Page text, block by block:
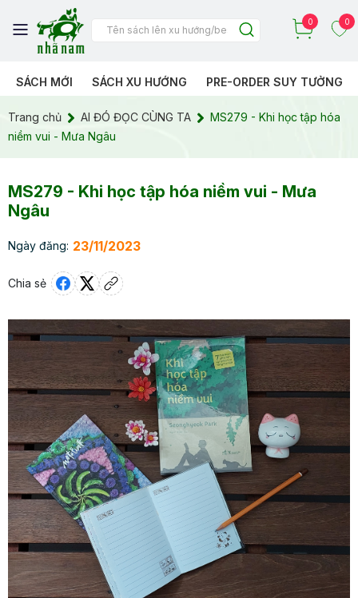
0 0
SÁCH MỚI SÁCH XU HƯỚNG PRE-ORDER SUY TƯỞNG
Trang chủ AI ĐÓ ĐỌC CÙNG TA
MS279 - Khi học tập hóa
niềm vui - Mưa Ngâu
MS279 - Khi học tập hóa niềm vui - Mưa
Ngâu
Ngày đăng: 23/11/2023
Chia sẻ